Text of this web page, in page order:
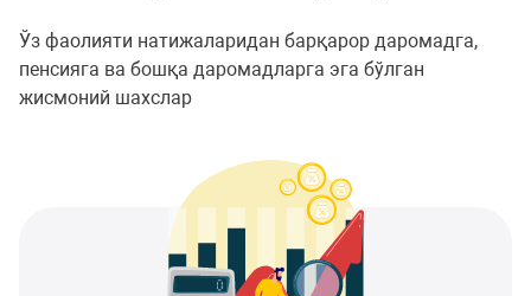
Ўз фаолияти натижаларидан барқарор даромадга,
пенсияга ва бошқа даромадларга эга бўлган
жисмоний шахслар